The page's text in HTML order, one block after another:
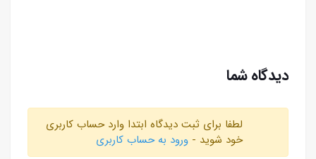
دیدگاه شما
لطفا برای ثبت دیدگاه ابتدا وارد حساب کاربری
خود شوید - ورود به حساب کاربری